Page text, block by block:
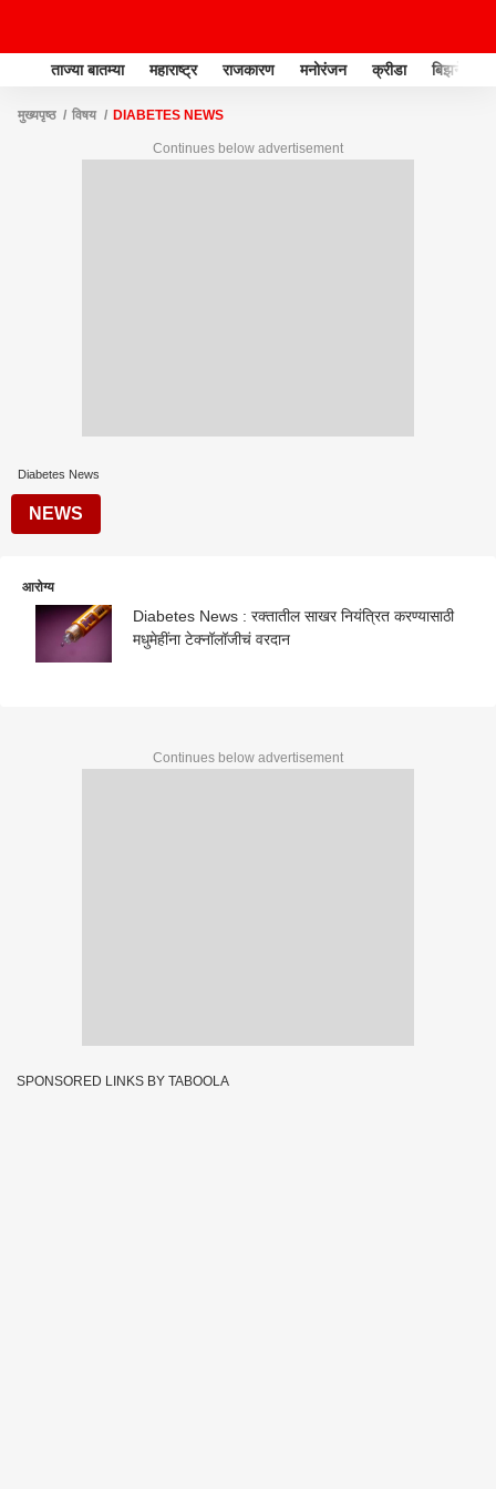
ताज्या बातम्या महाराष्ट्र राजकारण मनोरंजन क्रीडा बिझनेस
मुख्यपृष्ठ विषय DIABETES NEWS
Continues below advertisement
Diabetes News
NEWS
आरोग्य
Diabetes News : रक्तातील साखर नियंत्रित करण्यासाठी
मधुमेहींना टेक्नॉलॉजीचं वरदान
Continues below advertisement
SPONSORED LINKS BY TABOOLA